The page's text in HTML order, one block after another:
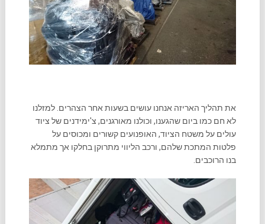
את תהליך האריזה אנחנו עושים בשעות אחר הצהרים. למזלנו
לא חם כמו ביום שהגענו, וכולנו מאורגנים, צ'ימידנים של ציוד
עולים על משטח הציוד, האופנועים קשורים ומכוסים על
פלטות המתכת שלהם, ורכב הליווי מתרוקן בחלקו אך מתמלא
בנו הרוכבים.